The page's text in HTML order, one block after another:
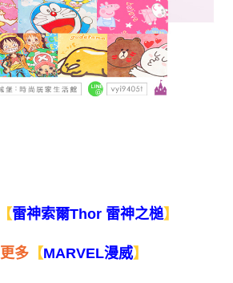
【雷神索爾Thor 雷神之槌】
更多【MARVEL漫威】